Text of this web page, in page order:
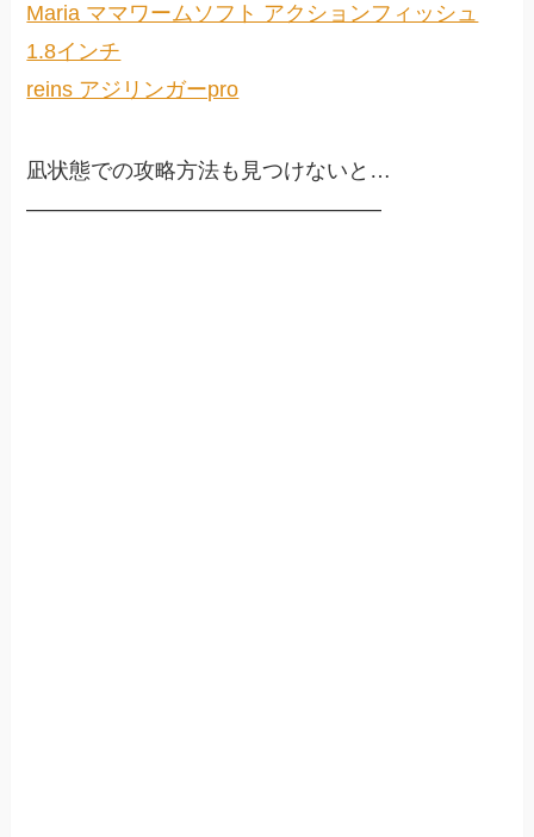
Maria ママワームソフト アクションフィッシュ
1.8インチ
reins アジリンガーpro
凪状態での攻略方法も見つけないと…
————————————————–